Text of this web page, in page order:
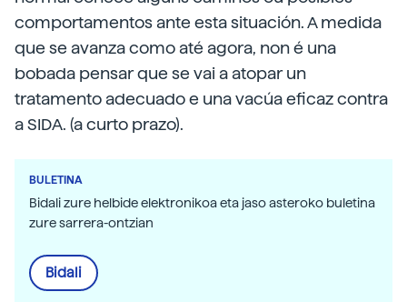
comportamentos ante esta situación. A medida
que se avanza como até agora, non é una
bobada pensar que se vai a atopar un
tratamento adecuado e una vacúa eficaz contra
a SIDA. (a curto prazo).
BULETINA
Bidali zure helbide elektronikoa eta jaso asteroko buletina
zure sarrera-ontzian
Bidali